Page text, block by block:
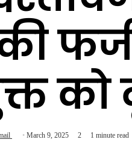
को
March 9, 2025 2 1 minute read